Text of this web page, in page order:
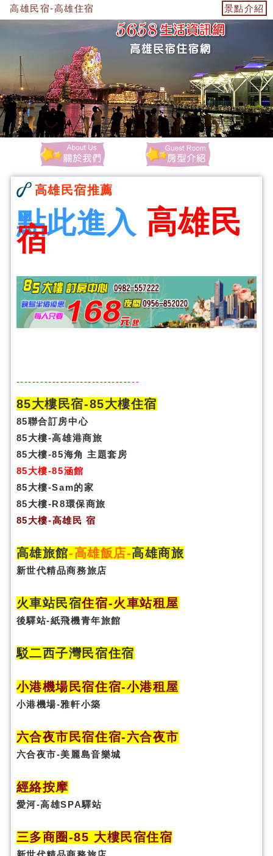
高雄民宿-高雄住宿 景點介紹
高雄民宿推薦
點此進入 高雄民
宿
-------------------------------
85大樓民宿-85大樓住宿
85聯合訂房中心
85大樓-高雄港商旅
85大樓-85海角 主題套房
85大樓-85涵館
85大樓-Sam的家
85大樓-R8環保商旅
85大樓-高雄民 宿
高雄旅館-高雄飯店-高雄商旅
新世代精品商務旅店
火車站民宿住宿-火車站租屋
後驛站-紙飛機青年旅館
駁二西子灣民宿住宿
小港機場民宿住宿-小港租屋
小港機場-雅軒小築
六合夜市民宿住宿-六合夜市
六合夜市-美麗島音樂城
經絡按摩
愛河-高雄SPA驛站
三多商圈 -85 大樓民宿住宿